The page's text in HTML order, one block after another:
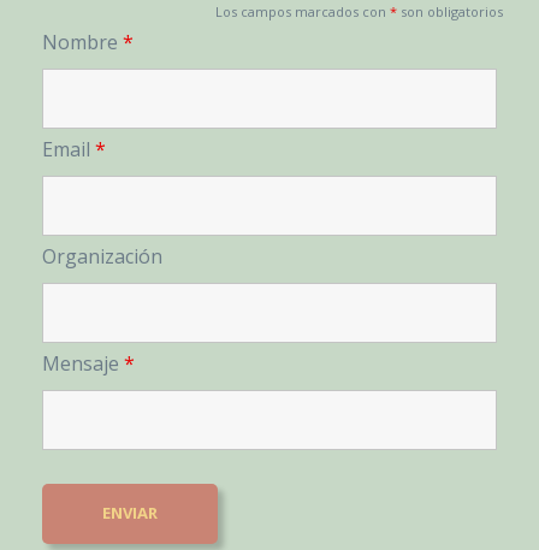
Los campos marcados con * son obligatorios
Nombre *
Email *
Organización
Mensaje *